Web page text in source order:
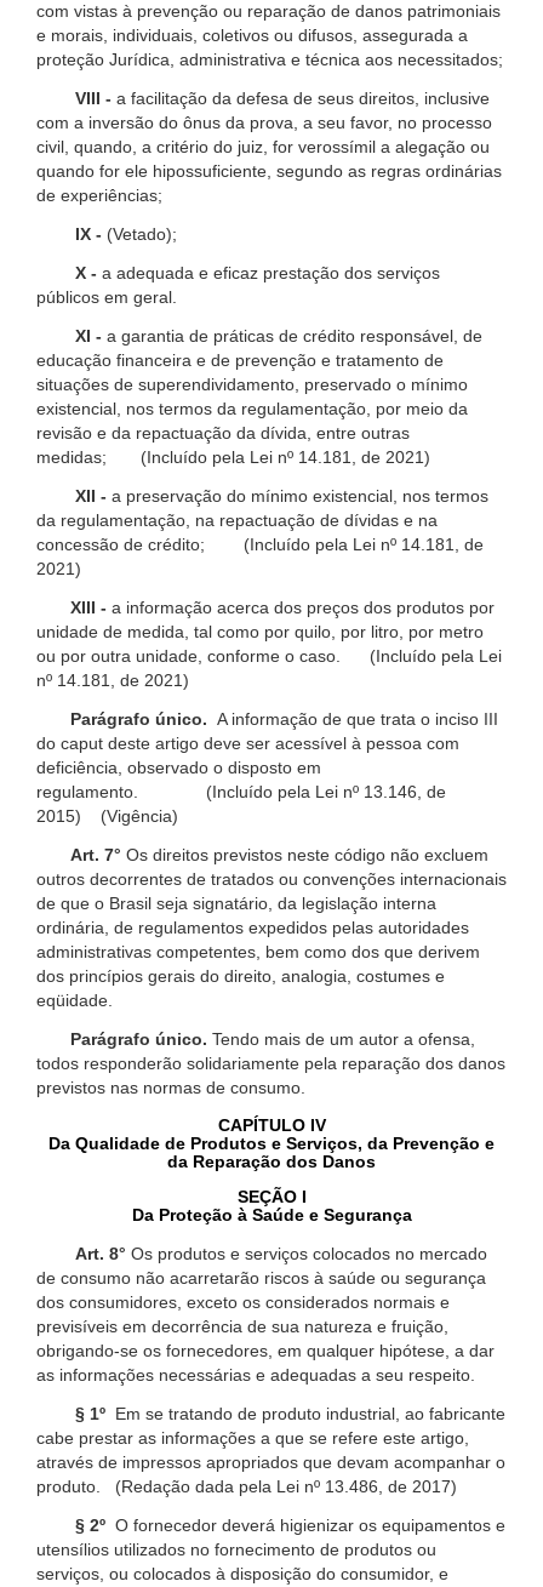
com vistas à prevenção ou reparação de danos patrimoniais
e morais, individuais, coletivos ou difusos, assegurada a
proteção Jurídica, administrativa e técnica aos necessitados;
VIII - a facilitação da defesa de seus direitos, inclusive
com a inversão do ônus da prova, a seu favor, no processo
civil, quando, a critério do juiz, for verossímil a alegação ou
quando for ele hipossuficiente, segundo as regras ordinárias
de experiências;
IX - (Vetado);
X - a adequada e eficaz prestação dos serviços
públicos em geral.
XI - a garantia de práticas de crédito responsável, de
educação financeira e de prevenção e tratamento de
situações de superendividamento, preservado o mínimo
existencial, nos termos da regulamentação, por meio da
revisão e da repactuação da dívida, entre outras
medidas; (Incluído pela Lei nº 14.181, de 2021)
XII - a preservação do mínimo existencial, nos termos
da regulamentação, na repactuação de dívidas e na
concessão de crédito; (Incluído pela Lei nº 14.181, de
2021)
XIII - a informação acerca dos preços dos produtos por
unidade de medida, tal como por quilo, por litro, por metro
ou por outra unidade, conforme o caso. (Incluído pela Lei
nº 14.181, de 2021)
Parágrafo único. A informação de que trata o inciso III
do caput deste artigo deve ser acessível à pessoa com
deficiência, observado o disposto em
regulamento. (Incluído pela Lei nº 13.146, de
2015) (Vigência)
Art. 7° Os direitos previstos neste código não excluem
outros decorrentes de tratados ou convenções internacionais
de que o Brasil seja signatário, da legislação interna
ordinária, de regulamentos expedidos pelas autoridades
administrativas competentes, bem como dos que derivem
dos princípios gerais do direito, analogia, costumes e
eqüidade.
Parágrafo único. Tendo mais de um autor a ofensa,
todos responderão solidariamente pela reparação dos danos
previstos nas normas de consumo.
CAPÍTULO IV
Da Qualidade de Produtos e Serviços, da Prevenção e
da Reparação dos Danos
SEÇÃO I
Da Proteção à Saúde e Segurança
Art. 8° Os produtos e serviços colocados no mercado
de consumo não acarretarão riscos à saúde ou segurança
dos consumidores, exceto os considerados normais e
previsíveis em decorrência de sua natureza e fruição,
obrigando-se os fornecedores, em qualquer hipótese, a dar
as informações necessárias e adequadas a seu respeito.
§ 1º Em se tratando de produto industrial, ao fabricante
cabe prestar as informações a que se refere este artigo,
através de impressos apropriados que devam acompanhar o
produto. (Redação dada pela Lei nº 13.486, de 2017)
§ 2º O fornecedor deverá higienizar os equipamentos e
utensílios utilizados no fornecimento de produtos ou
serviços, ou colocados à disposição do consumidor, e